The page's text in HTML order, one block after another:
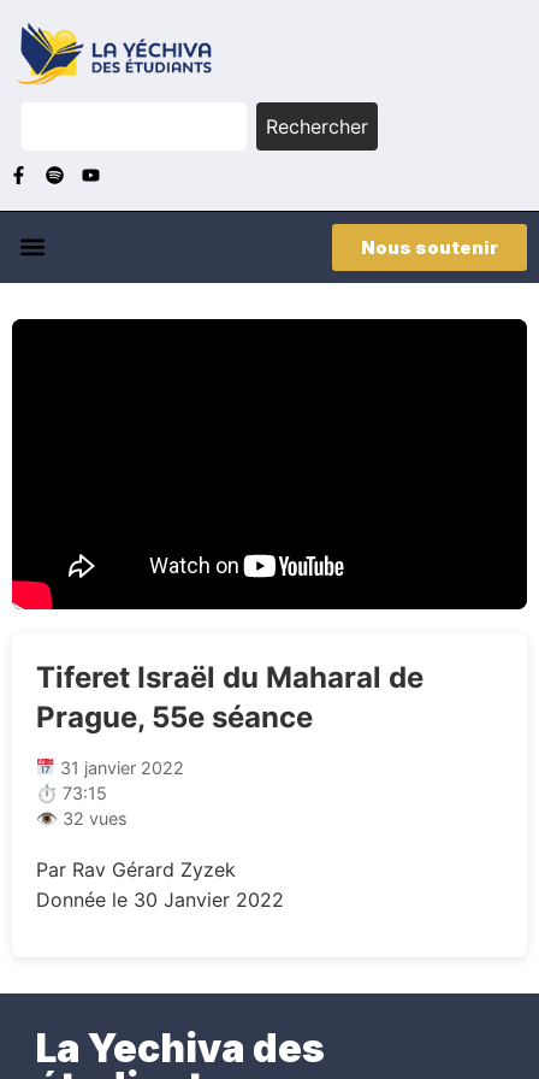
Rechercher
Nous soutenir
Tiferet Israël du Maharal de
Prague, 55e séance
31 janvier 2022
⏱ 73:15
👁 32 vues
Par Rav Gérard Zyzek
Donnée le 30 Janvier 2022
La Yechiva des